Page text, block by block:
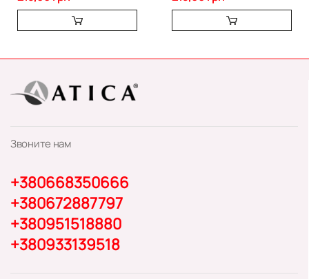
Звоните нам
+380668350666
+380672887797
+380951518880
+380933139518